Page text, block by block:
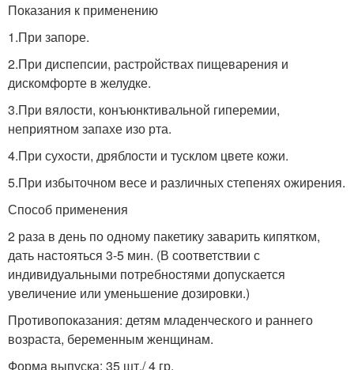
Показания к применению
1.При запоре.
2.При диспепсии, растройствах пищеварения и
дискомфорте в желудке.
3.При вялости, конъюнктивальной гиперемии,
неприятном запахе изо рта.
4.При сухости, дряблости и тусклом цвете кожи.
5.При избыточном весе и различных степенях ожирения.
Способ применения
2 раза в день по одному пакетику заварить кипятком,
дать настояться 3-5 мин. (В соответствии с
индивидуальными потребностями допускается
увеличение или уменьшение дозировки.)
Противопоказания: детям младенческого и раннего
возраста, беременным женщинам.
Форма выпуска: 35 шт./ 4 гр.